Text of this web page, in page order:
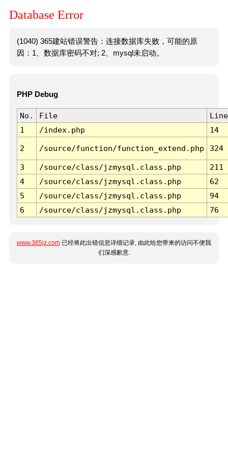
Database Error
(1040) 365建站错误警告：连接数据库失败，可能的原
因：1、数据库密码不对; 2、mysql未启动。
PHP Debug
No. File
Line
1
/index.php 14
2 /source/function/function_extend.php 324
3 /source/class/jzmysql.class.php
211
4
/source/class/jzmysql.class.php
62
5
/source/class/jzmysql.class.php
94
6
/source/class/jzmysql.class.php 76
www.365jz.com 已经将此出错信息详细记录, 由此给您带来的访问不便我
们深感歉意.